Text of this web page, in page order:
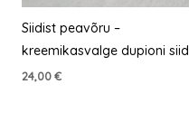
Siidist peavõru –
kreemikasvalge dupioni siid
24,00€